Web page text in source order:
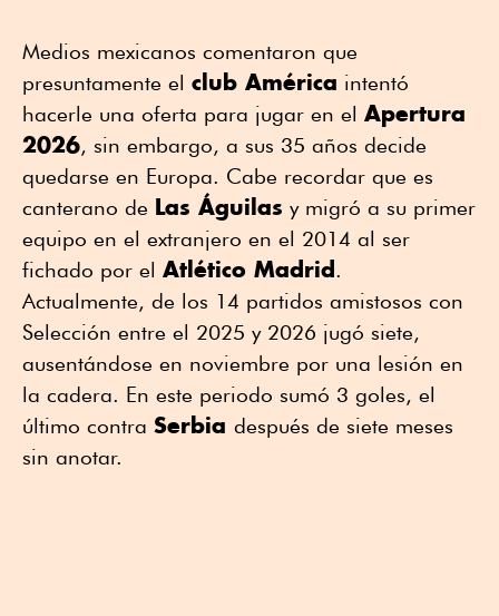
Medios mexicanos comentaron que
presuntamente el club América intentó
hacerle una oferta para jugar en el Apertura
2026, sin embargo, a sus 35 años decide
quedarse en Europa. Cabe recordar que es
canterano de Las Águilas y migró a su primer
equipo en el extranjero en el 2014 al ser
fichado por el Atlético Madrid .
Actualmente, de los 14 partidos amistosos con
Selección entre el 2025 y 2026 jugó siete,
ausentándose en noviembre por una lesión en
la cadera. En este periodo sumó 3 goles, el
último contra Serbia después de siete meses
sin anotar.